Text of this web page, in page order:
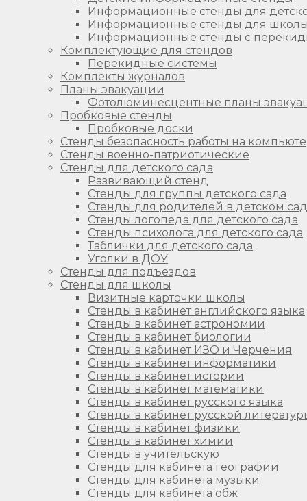
Информационные стенды для
Информационные стенды для
Информационные стенды с
Комплектующие для стендов
Перекидные системы
Комплекты журналов
Планы эвакуации
Фотолюминесцентные планы
Пробковые стенды
Пробковые доски
Стенды безопасность работы на
Стенды военно-патриотические
Стенды для детского сада
Развивающий стенд
Стенды для группы детского сада
Стенды для родителей в детском
Стенды логопеда для детского сада
Стенды психолога для детского сада
Таблички для детского сада
Уголки в ДОУ
Стенды для подъездов
Стенды для школы
Визитные карточки школы
Стенды в кабинет английского языка
Стенды в кабинет астрономии
Стенды в кабинет биологии
Стенды в кабинет ИЗО и Черчения
Стенды в кабинет информатики
Стенды в кабинет истории
Стенды в кабинет математики
Стенды в кабинет русского языка
Стенды в кабинет русской
Стенды в кабинет физики
Стенды в кабинет химии
Стенды в учительскую
Стенды для кабинета географии
Стенды для кабинета музыки
Стенды для кабинета обж